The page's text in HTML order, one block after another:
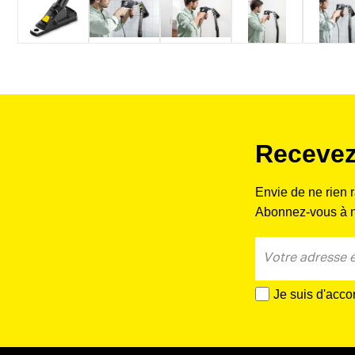
Envie de ne rien
Abonnez-vous à
Je suis